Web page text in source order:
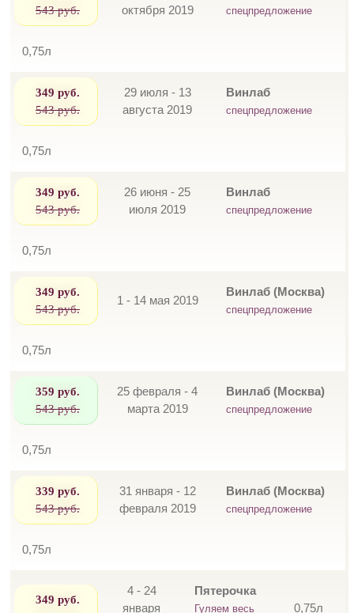
543 руб.
октября 2019
спецпредложение
0,75л
349 руб.
543 руб.
29 июля - 13
августа 2019
Винлаб
спецпредложение
0,75л
349 руб.
543 руб.
26 июня - 25
июля 2019
Винлаб
спецпредложение
0,75л
349 руб.
543 руб.
1 - 14 мая 2019
Винлаб (Москва)
спецпредложение
0,75л
359 руб.
543 руб.
25 февраля - 4
марта 2019
Винлаб (Москва)
спецпредложение
0,75л
339 руб.
543 руб.
31 января - 12
февраля 2019
Винлаб (Москва)
спецпредложение
0,75л
349 руб.
4 - 24
января
Пятерочка
Гуляем весь 0,75л